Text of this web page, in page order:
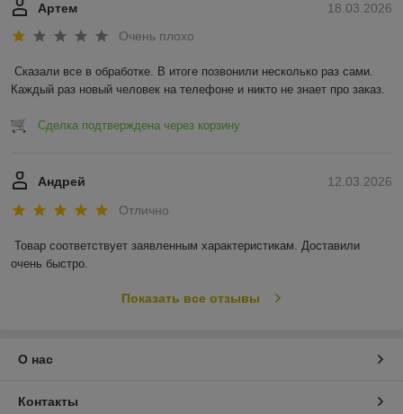
18.03.2026
Артем
Очень плохо
Сказали все в обработке. В итоге позвонили несколько раз сами.
Каждый раз новый человек на телефоне и никто не знает про заказ.
Сделка подтверждена через корзину
12.03.2026
Андрей
Отлично
Товар соответствует заявленным характеристикам. Доставили
очень быстро.
Показать все отзывы
О нас
Контакты